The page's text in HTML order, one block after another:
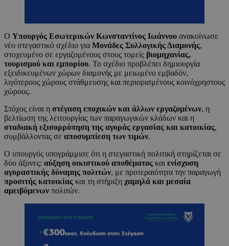
Ο Υπουργός Εσωτερικών Κωνσταντίνος Ιωάννου ανακοίνωσε
νέο στεγαστικό σχέδιο για Μονάδες Συλλογικής Διαμονής,
στοχευμένο σε εργαζομένους στους τομείς βιομηχανίας,
τουρισμού και εμπορίου. Το σχέδιο προβλέπει δημιουργία
εξειδικευμένων χώρων διαμονής με μειωμένο εμβαδόν,
λιγότερους χώρους στάθμευσης και περιορισμένους κοινόχρηστους
χώρους.
Στόχος είναι η στέγαση εποχικών και άλλων εργαζομένων, η
βελτίωση της λειτουργίας των παραγωγικών κλάδων και η
σταδιακή εξισορρόπηση της αγοράς εργασίας και κατοικίας,
συμβάλλοντας σε αποσυμπίεση των τιμών.
Ο υπουργός υπογράμμισε ότι η στεγαστική πολιτική στηρίζεται σε
δύο άξονες: αύξηση οικιστικού αποθέματος και ενίσχυση
αγοραστικής δύναμης πολιτών, με προτεραιότητα την παραγωγή
προσιτής κατοικίας και τη στήριξη χαμηλά και μεσαία
αμειβόμενων πολιτών.